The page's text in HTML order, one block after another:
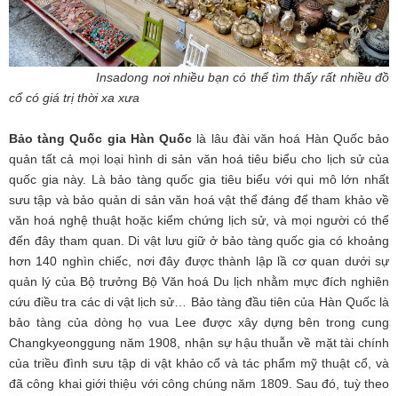
Insadong nơi nhiều bạn có thể tìm thấy rất nhiều đồ
cổ có giá trị thời xa xưa
Bảo tàng Quốc gia Hàn Quốc là lâu đài văn hoá Hàn Quốc bảo
quản tất cả mọi loại hình di sản văn hoá tiêu biểu cho lịch sử của
quốc gia này. Là bảo tàng quốc gia tiêu biểu với qui mô lớn nhất
sưu tập và bảo quản di sản văn hoá vật thể đáng để tham khảo về
văn hoá nghệ thuật hoặc kiểm chứng lịch sử, và mọi người có thể
đến đây tham quan. Di vật lưu giữ ở bảo tàng quốc gia có khoảng
hơn 140 nghìn chiếc, nơi đây được thành lập lầ cơ quan dưới sự
quản lý của Bộ trưởng Bộ Văn hoá Du lịch nhằm mực đích nghiên
cứu điều tra các di vật lịch sử… Bảo tàng đầu tiên của Hàn Quốc là
bảo tàng của dòng họ vua Lee được xây dựng bên trong cung
Changkyeonggung năm 1908, nhận sự hậu thuẫn về mặt tài chính
của triều đình sưu tập di vật khảo cổ và tác phẩm mỹ thuật cổ, và
đã công khai giới thiệu với công chúng năm 1809. Sau đó, tuỳ theo